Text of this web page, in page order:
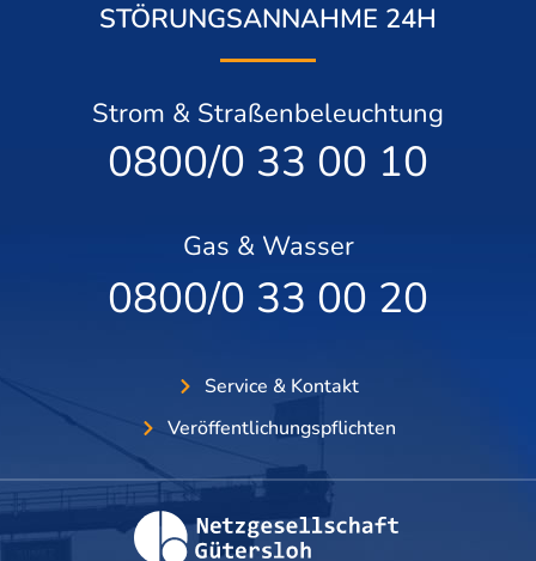
STÖRUNGSANNAHME 24H
Strom & Straßenbeleuchtung
0800/0 33 00 10
Gas & Wasser
0800/0 33 00 20
Service & Kontakt
Veröffentlichungspflichten